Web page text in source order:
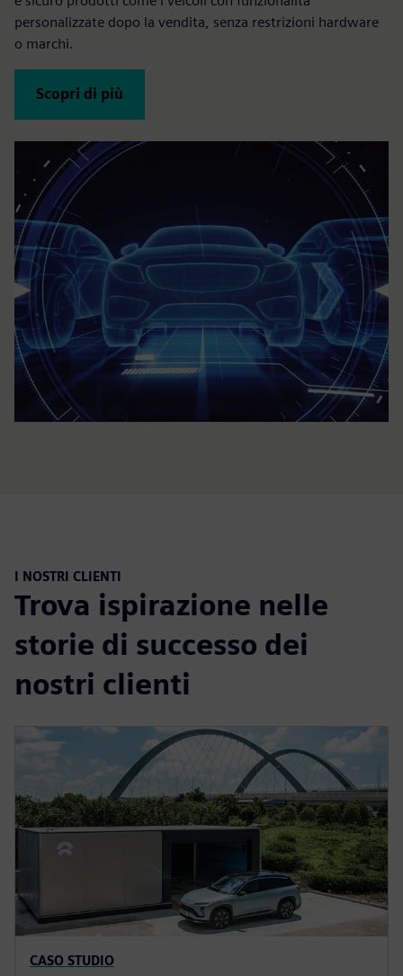
personalizzate dopo la vendita, senza restrizioni hardware
o marchi.
Scopri di più
I NOSTRI CLIENTI
Trova ispirazione nelle
storie di successo dei
nostri clienti
CASO STUDIO